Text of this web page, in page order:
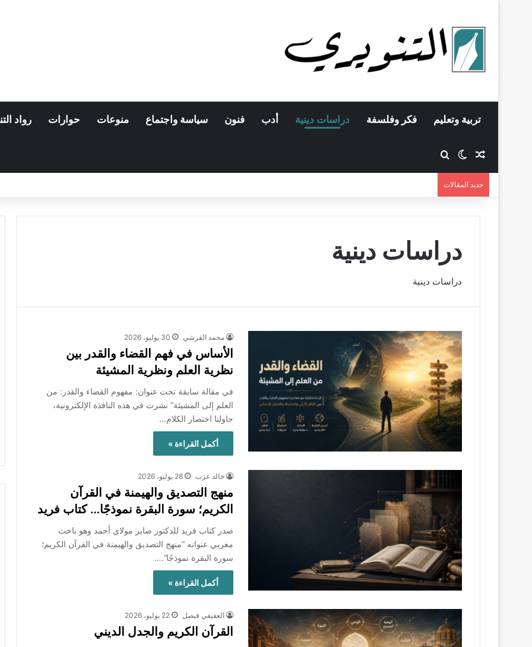
تربية وتعليم فكر وفلسفة دراسات دينية أدب فنون سياسة واجتماع منوعات حوارات رواد
مقال عشوائي
الوضع المظلم
جديد المقالات
دراسات دينية
دراسات دينية
محمد القرشي 30 يوليو، 2026
الأساس في فهم القضاء والقدر بين
نظرية العلم ونظرية المشيئة
في مقالة سابقة تحت عنوان: مفهوم القضاء والقدر: من
العلم إلى المشيئة” نشرت في هذه النافذة الإلكترونية،
حاولنا اختصار الكلام…
أكمل القراءة »
خالد عزب 28 يوليو، 2026
منهج التصديق والهيمنة في القرآن
الكريم؛ سورة البقرة نموذجًا… كتاب فريد
صدر كتاب فريد للدكتور صابر مولاي أحمد وهو باحث
مغربي عنوانه “منهج التصديق والهيمنة في القرآن الكريم؛
سورة البقرة نموذجًا”.…
أكمل القراءة »
العفيفي فيصل 22 يوليو، 2026
القرآن الكريم والجدل الديني